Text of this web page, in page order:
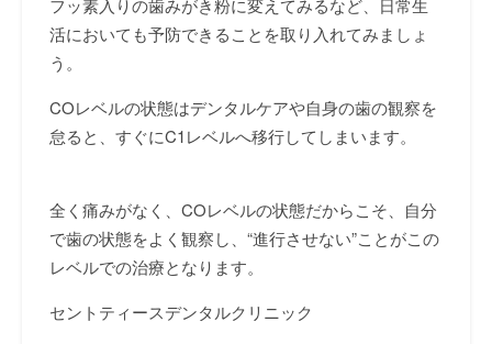
フッ素入りの歯みがき粉に変えてみるなど、日常生
活においても予防できることを取り入れてみましょ
う。
COレベルの状態はデンタルケアや自身の歯の観察を
怠ると、すぐにC1レベルへ移行してしまいます。
全く痛みがなく、 COレベルの状態だからこそ、自分
で歯の状態をよく観察し、 “進行させない”ことがこの
レベルでの治療となります。
セントティースデンタルクリニック